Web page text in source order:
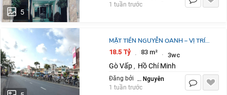
5
1 tuần trước
MẶT TIỀN NGUYỄN OANH – VỊ TRÍ
CỰC ĐẸP, GẦN CITYLAND, NGAY
NGÃ TƯ PHAN VĂN TRỊ, KHU VỰC
BUÔN BÁN
18.5 Tỷ · 83 m² · 3wc
Gò Vấp , Hồ Chí Minh
Đăng bởi Vân Nguyên
1 tuần trước